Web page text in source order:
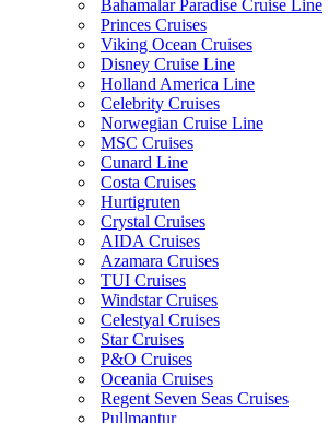
Bahamalar Paradise Cruise Line
Princes Cruises
Viking Ocean Cruises
Disney Cruise Line
Holland America Line
Celebrity Cruises
Norwegian Cruise Line
MSC Cruises
Cunard Line
Costa Cruises
Hurtigruten
Crystal Cruises
AIDA Cruises
Azamara Cruises
TUI Cruises
Windstar Cruises
Celestyal Cruises
Star Cruises
P&O Cruises
Oceania Cruises
Regent Seven Seas Cruises
Pullmantur